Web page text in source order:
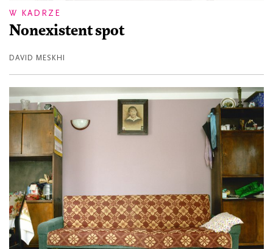
W KADRZE
Nonexistent spot
DAVID MESKHI